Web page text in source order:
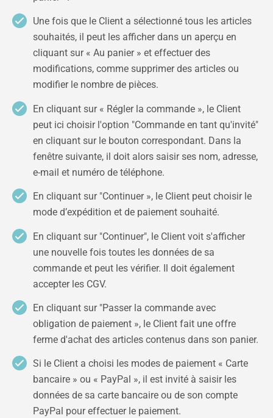
Une fois que le Client a sélectionné tous les articles
souhaités, il peut les afficher dans un aperçu en
cliquant sur « Au panier » et effectuer des
modifications, comme supprimer des articles ou
modifier le nombre de pièces.
En cliquant sur « Régler la commande », le Client
peut ici choisir l'option "Commande en tant qu'invité"
en cliquant sur le bouton correspondant. Dans la
fenêtre suivante, il doit alors saisir ses nom, adresse,
e-mail et numéro de téléphone.
En cliquant sur "Continuer », le Client peut choisir le
mode d’expédition et de paiement souhaité.
En cliquant sur "Continuer", le Client voit s'afficher
une nouvelle fois toutes les données de sa
commande et peut les vérifier. Il doit également
accepter les CGV.
En cliquant sur "Passer la commande avec
obligation de paiement », le Client fait une offre
ferme d'achat des articles contenus dans son panier.
Si le Client a choisi les modes de paiement « Carte
bancaire » ou « PayPal », il est invité à saisir les
données de sa carte bancaire ou de son compte
PayPal pour effectuer le paiement.